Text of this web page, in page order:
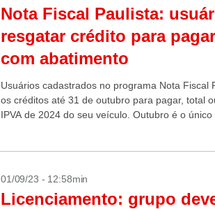
Nota Fiscal Paulista:
resgatar crédito para
com abatimento
Usuários cadastrados no programa Nota Fiscal
os créditos até 31 de outubro para pagar, total
IPVA de 2024 do seu veículo. Outubro é o
01/09/23 - 12:58min
Licenciamento: grupo